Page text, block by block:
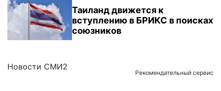
Таиланд движется к
вступлению в БРИКС в поисках
союзников
Новости СМИ2
Рекомендательный сервис